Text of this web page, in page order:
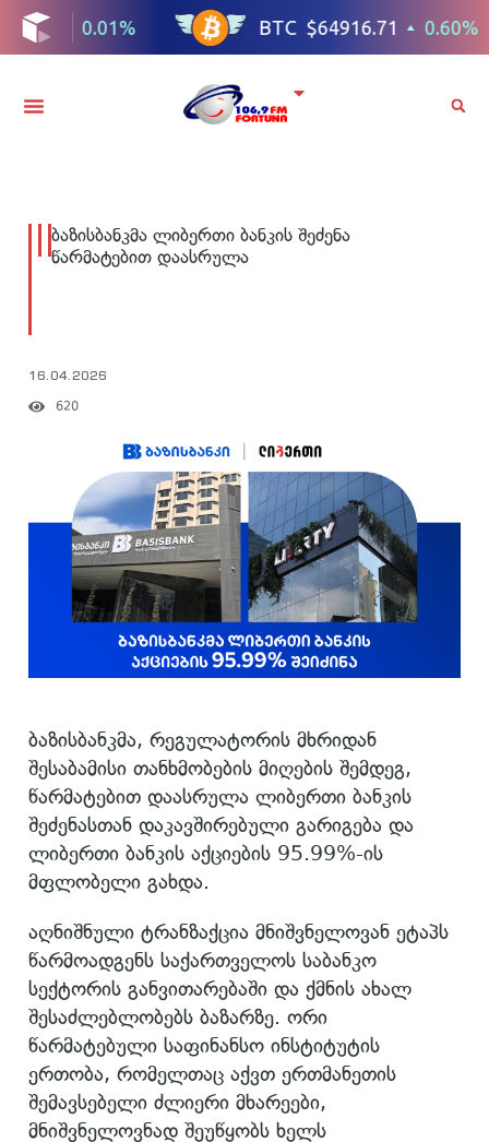
ბაზისბანკმა ლიბერთი ბანკის შეძენა
წარმატებით დაასრულა
16.04.2026
620
ბაზისბანკმა, რეგულატორის მხრიდან
შესაბამისი თანხმობების მიღების შემდეგ,
წარმატებით დაასრულა ლიბერთი ბანკის
შეძენასთან დაკავშირებული გარიგება და
ლიბერთი ბანკის აქციების 95.99%-ის
მფლობელი გახდა.
აღნიშნული ტრანზაქცია მნიშვნელოვან ეტაპს
წარმოადგენს საქართველოს საბანკო
სექტორის განვითარებაში და ქმნის ახალ
შესაძლებლობებს ბაზარზე. ორი
წარმატებული საფინანსო ინსტიტუტის
ერთობა, რომელთაც აქვთ ერთმანეთის
შემავსებელი ძლიერი მხარეები,
მნიშვნელოვნად შეუწყობს ხელს